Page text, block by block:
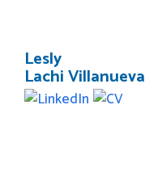
Lesly
Lachi Villanueva